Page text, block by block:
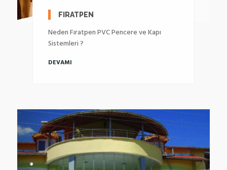
FIRATPEN
Neden Fıratpen PVC Pencere ve Kapı
Sistemleri ?
DEVAMI